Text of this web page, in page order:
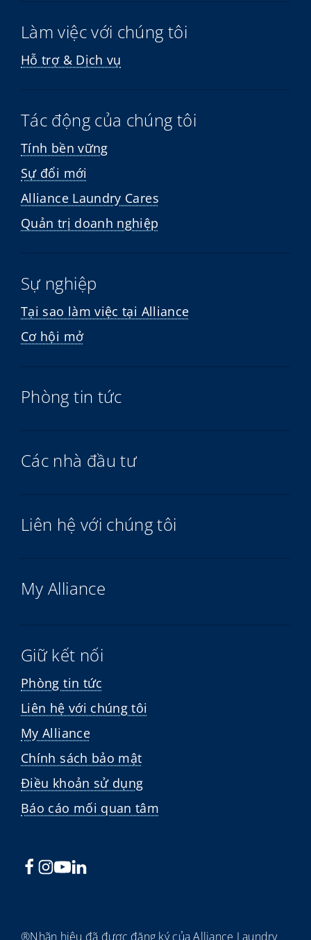
Làm việc với chúng tôi
Hỗ trợ & Dịch vụ
Tác động của chúng tôi
Tính bền vững
Sự đổi mới
Alliance Laundry Cares
Quản trị doanh nghiệp
Sự nghiệp
Tại sao làm việc tại Alliance
Cơ hội mở
Phòng tin tức
Các nhà đầu tư
Liên hệ với chúng tôi
My Alliance
Giữ kết nối
Phòng tin tức
Liên hệ với chúng tôi
My Alliance
Chính sách bảo mật
Điều khoản sử dụng
Báo cáo mối quan tâm
®Nhãn hiệu đã được đăng ký của Alliance Laundry